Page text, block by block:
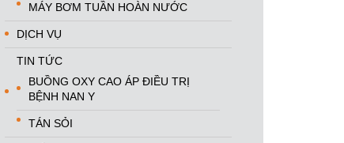
MÁY BƠM TUẦN HOÀN NƯỚC
DỊCH VỤ
TIN TỨC
BUỒNG OXY CAO ÁP ĐIỀU TRỊ
BỆNH NAN Y
TÁN SỎI